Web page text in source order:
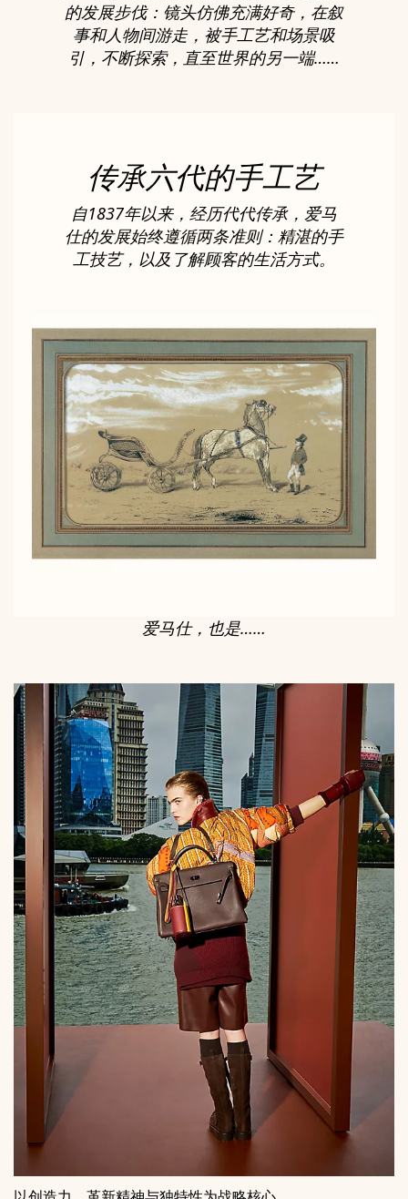
的发展步伐：镜头仿佛充满好奇，在叙
事和人物间游走，被手工艺和场景吸
引，不断探索，直至世界的另一端……
传承六代的手工艺
自1837年以来，经历代代传承，爱马
仕的发展始终遵循两条准则：精湛的手
工技艺，以及了解顾客的生活方式。
爱马仕，也是……